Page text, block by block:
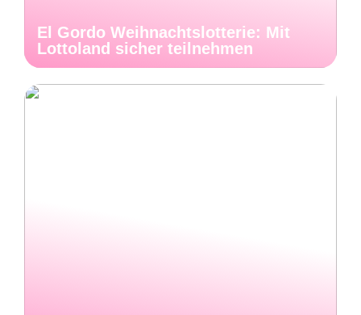
El Gordo Weihnachtslotterie: Mit
Lottoland sicher teilnehmen